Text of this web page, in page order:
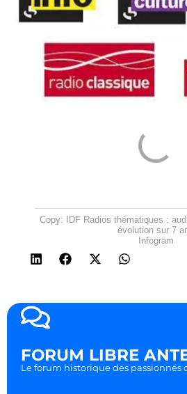
Copy: IDF Radios thématiques :
évolution sur 7
Infogram
FORUM LIBRE
Le forum historique des passionnés